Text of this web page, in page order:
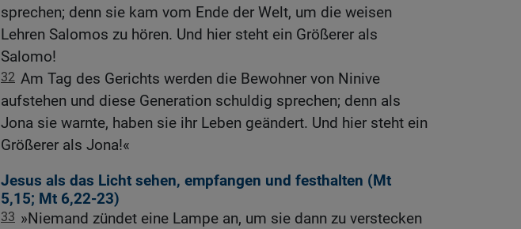
sprechen; denn sie kam vom Ende der Welt, um die weisen
Lehren Salomos zu hören. Und hier steht ein Größerer als
Salomo!
32 Am Tag des Gerichts werden die Bewohner von Ninive
aufstehen und diese Generation schuldig sprechen; denn als
Jona sie warnte, haben sie ihr Leben geändert. Und hier steht ein
Größerer als Jona!«
Jesus als das Licht sehen, empfangen und festhalten (Mt
5,15; Mt 6,22-23)
33 »Niemand zündet eine Lampe an, um sie dann zu verstecken